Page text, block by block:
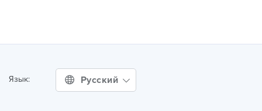
Язык: Русский